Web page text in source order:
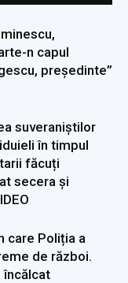
n capul
președinte”
suveraniștilor
în timpul
făcuți
secera și
care Poliția a
de război.
încălcat